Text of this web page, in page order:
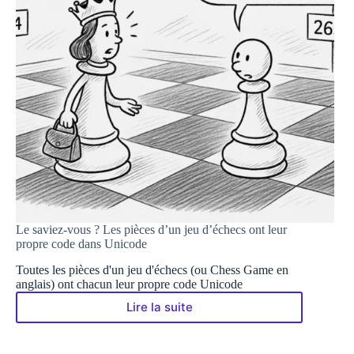
Le saviez-vous ? Les pièces d’un jeu d’échecs ont leur
propre code dans Unicode
Toutes les pièces d'un jeu d'échecs (ou Chess Game en
anglais) ont chacun leur propre code Unicode
Lire la suite
Le